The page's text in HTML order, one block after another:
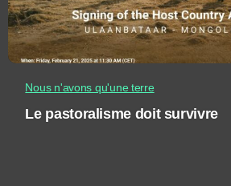
Nous n'avons qu'une terre
Le pastoralisme doit survivre